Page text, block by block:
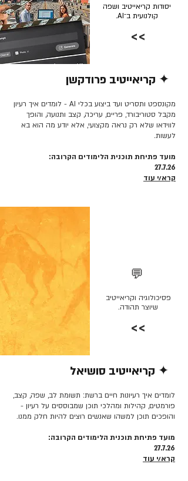
יסודות קריאייטיב ושפה
קולנועית ב־AI.
>>
✦ קריאייטיב פרודקשן
מקונספט ותסריט ועד ביצוע בכלי AI - לומדים איך רעיון
מקבל סטוריבורד, פריים, עריכה, קצב ותנועה, והופך
לווידאו שלא רק נראה מקצועי, אלא יודע מה הוא בא
לעשות.
מועד פתיחת תוכנית הלימודים הקרובה:
27.7.26
קרא/י עוד
💬
פסיכולוגיה וקריאייטיב
שיוצר תהודה.
>>
✦ קריאייטיב סושיאל
לומדים איך רעיונות חיים ברשת: תשומת לב, שפה, קצב,
פורמטים, קהילות ומהלכי תוכן שמבוססים על רעיון -
והופכים תוכן למשהו שאנשים רוצים להיות חלק ממנו.
מועד פתיחת תוכנית הלימודים הקרובה:
27.7.26
קרא/י עוד